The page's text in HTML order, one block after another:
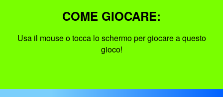
COME GIOCARE:
Usa il mouse o tocca lo schermo per giocare a questo
gioco!